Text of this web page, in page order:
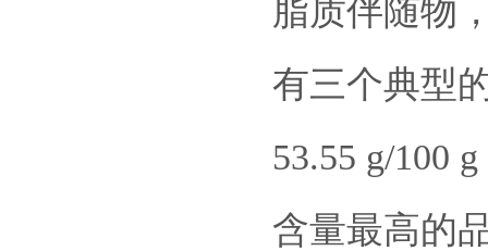
脂质伴随物
有三个典型
53.55 g/100
含量最高的